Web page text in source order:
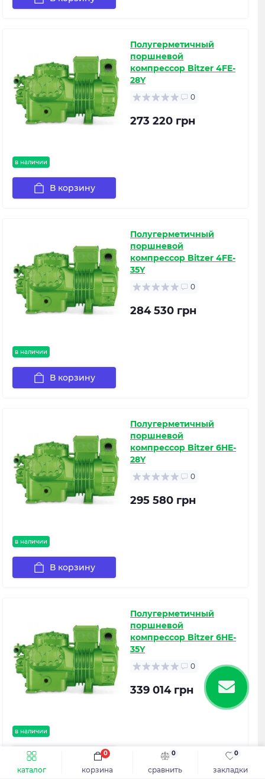
каталог сравнить
0
закладки
0
корзина
0
в наличии
Полугерметичный
поршневой
компрессор Bitzer 4FE-
28Y
0
273 220 грн
В корзину
в наличии
Полугерметичный
поршневой
компрессор Bitzer 4FE-
35Y
0
284 530 грн
В корзину
в наличии
Полугерметичный
поршневой
компрессор Bitzer 6HE-
28Y
0
295 580 грн
В корзину
в наличии
Полугерметичный
поршневой
компрессор Bitzer 6HE-
35Y
0
339 014 грн
В корзину